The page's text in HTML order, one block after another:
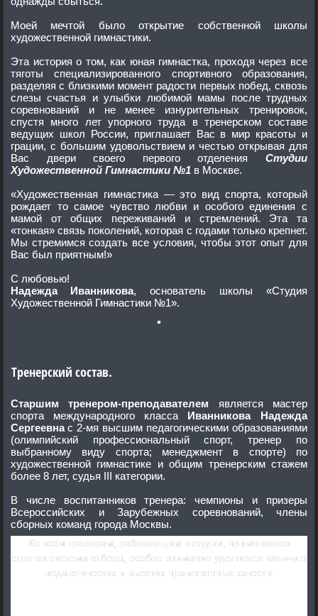
Моей мечтой было открытие собственной школы
художественной гимнастики.
Эта история о том, как юная гимнастка, проходя через все
тяготы специализированного спортивного образования,
разделяя с близкими момент радости первых побед, сквозь
слезы счастья и улыбки любимой мамы после трудных
соревнований и не менее изнурительных тренировок,
спустя много лет упорного труда в тренерском составе
ведущих школ России, приглашает Вас в мир красоты и
грации, с большим удовольствием и честью открывая для
Вас двери своего первого отделения Студии
Художественной Гимнастики №1 в Москве.
«Художественная гимнастика — это вид спорта, который
рождает то самое чувство любви и особого единения с
мамой от общих переживаний и стремлений. Эта та
«тонкая» связь поколений, которая с годами только крепнет.
Мы стремимся создать все условия, чтобы этот опыт для
Вас был приятным!»
С любовью!
Надежда Иванникова, основатель школы «Студия
Художественной Гимнастики №1».
Тренерский состав.
Старшим тренером-преподавателем является мастер
спорта международного класса Иванникова Надежда
Сергеевнас 2-мя высшим педагогическими образованиями
(олимпийский профессиональный спорт, тренер по
выбранному виду спорта; менеджмент в спорте) по
художественной гимнастике и общим тренерским стажем
более 8 лет, судья III категории.
В числе воспитанников тренера: чемпионы и призеры
Всероссийских и Зарубежных соревнований, члены
сборных команд города Москвы.
Ко всем тренерам, работающим в студии, применяется
строгая система отбора, особое внимание уделяется наличию
педагогических и высоких нравственных качеств.